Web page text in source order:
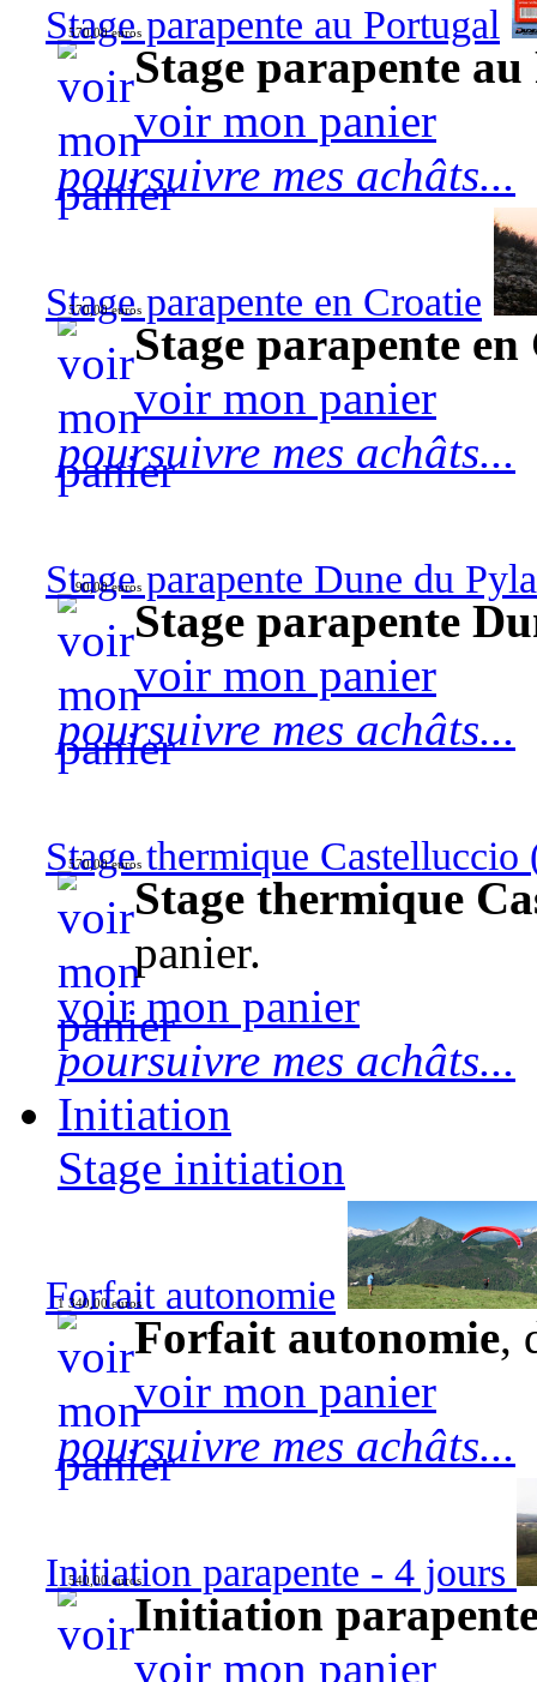
Stage parapente au Portugal
570,00 euros
Stage parapente
voir mon panier
poursuivre mes achâts...
Stage parapente en Croatie
570,00 euros
Stage parapente
voir mon panier
poursuivre mes achâts...
Stage parapente Dune du
90,00 euros
Stage parapente
voir mon panier
poursuivre mes achâts...
Stage thermique Castelluccio
570,00 euros
Stage thermique
panier.
voir mon panier
poursuivre mes achâts...
Initiation
Stage initiation
Forfait autonomie
1 340,00 euros
Forfait autonomie,
voir mon panier
poursuivre mes achâts...
Initiation parapente - 4 jours
540,00 euros
Initiation
voir mon panier